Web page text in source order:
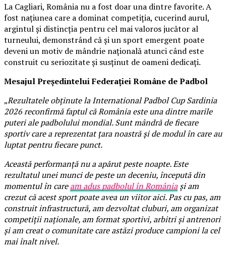
La Cagliari, România nu a fost doar una dintre favorite. A
fost națiunea care a dominat competiția, cucerind aurul,
argintul și distincția pentru cel mai valoros jucător al
turneului, demonstrând că și un sport emergent poate
deveni un motiv de mândrie națională atunci când este
construit cu seriozitate și susținut de oameni dedicați.
Mesajul Președintelui Federației Române de Padbol
„Rezultatele obținute la International Padbol Cup Sardinia
2026 reconfirmă faptul că România este una dintre marile
puteri ale padbolului mondial. Sunt mândră de fiecare
sportiv care a reprezentat țara noastră și de modul în care au
luptat pentru fiecare punct.
Această performanță nu a apărut peste noapte. Este
rezultatul unei munci de peste un deceniu, începută din
momentul în caream adus padbolul în Româniași am
crezut că acest sport poate avea un viitor aici. Pas cu pas, am
construit infrastructură, am dezvoltat cluburi, am organizat
competiții naționale, am format sportivi, arbitri și antrenori
și am creat o comunitate care astăzi produce campioni la cel
mai înalt nivel.